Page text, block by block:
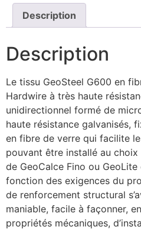
Description
Description
Le tissu GeoSteel G600 en
Hardwire à très haute
unidirectionnel formé de
haute résistance galvanisés,
en fibre de verre qui facilite
pouvant être installé au
de GeoCalce Fino ou
fonction des exigences du
de renforcement structural
maniable, facile à façonner,
propriétés mécaniques,